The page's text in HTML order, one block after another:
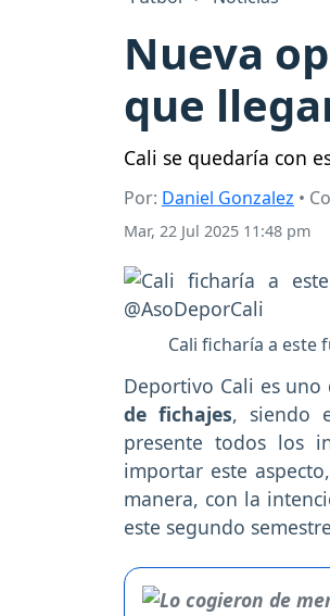
Nueva
que
Cali se quedaría con
Por: Daniel Gonzalez •
Mar, 22 Jul 2025 11:48 pm
Cali ficharía a este
Deportivo Cali es
de fichajes, siendo
presente todos los
importar este
manera, con la
este segundo